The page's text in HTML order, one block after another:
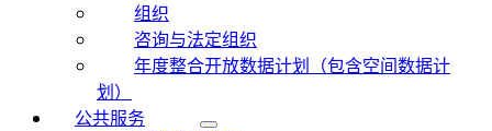
组织
咨询与法定组织
年度整合开放数据计划（包含空间数据计
划）
公共服务